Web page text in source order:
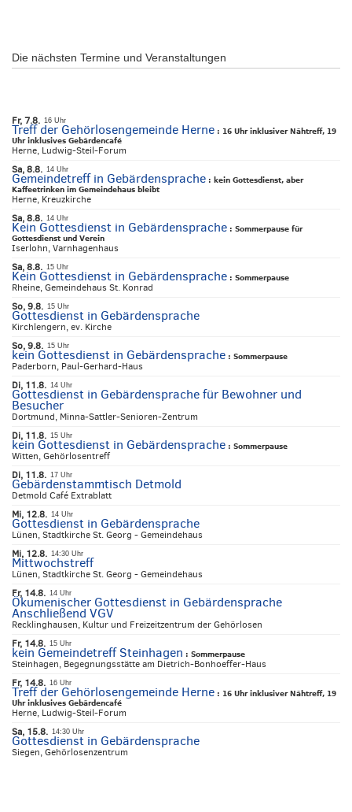
Die nächsten Termine und Veranstaltungen
Fr, 7.8. 16 Uhr
Treff der Gehörlosengemeinde Herne : 16 Uhr inklusiver Nähtreff, 19
Uhr inklusives Gebärdencafé
Herne, Ludwig-Steil-Forum
Sa, 8.8. 14 Uhr
Gemeindetreff in Gebärdensprache : kein Gottesdienst, aber
Kaffeetrinken im Gemeindehaus bleibt
Herne, Kreuzkirche
Sa, 8.8. 14 Uhr
Kein Gottesdienst in Gebärdensprache : Sommerpause für
Gottesdienst und Verein
Iserlohn, Varnhagenhaus
Sa, 8.8. 15 Uhr
Kein Gottesdienst in Gebärdensprache : Sommerpause
Rheine, Gemeindehaus St. Konrad
So, 9.8. 15 Uhr
Gottesdienst in Gebärdensprache
Kirchlengern, ev. Kirche
So, 9.8. 15 Uhr
kein Gottesdienst in Gebärdensprache : Sommerpause
Paderborn, Paul-Gerhard-Haus
Di, 11.8. 14 Uhr
Gottesdienst in Gebärdensprache für Bewohner und
Besucher
Dortmund, Minna-Sattler-Senioren-Zentrum
Di, 11.8. 15 Uhr
kein Gottesdienst in Gebärdensprache : Sommerpause
Witten, Gehörlosentreff
Di, 11.8. 17 Uhr
Gebärdenstammtisch Detmold
Detmold Café Extrablatt
Mi, 12.8. 14 Uhr
Gottesdienst in Gebärdensprache
Lünen, Stadtkirche St. Georg - Gemeindehaus
Mi, 12.8. 14:30 Uhr
Mittwochstreff
Lünen, Stadtkirche St. Georg - Gemeindehaus
Fr, 14.8. 14 Uhr
Ökumenischer Gottesdienst in Gebärdensprache
Anschließend VGV
Recklinghausen, Kultur und Freizeitzentrum der Gehörlosen
Fr, 14.8. 15 Uhr
kein Gemeindetreff Steinhagen : Sommerpause
Steinhagen, Begegnungsstätte am Dietrich-Bonhoeffer-Haus
Fr, 14.8. 16 Uhr
Treff der Gehörlosengemeinde Herne : 16 Uhr inklusiver Nähtreff, 19
Uhr inklusives Gebärdencafé
Herne, Ludwig-Steil-Forum
Sa, 15.8. 14:30 Uhr
Gottesdienst in Gebärdensprache
Siegen, Gehörlosenzentrum